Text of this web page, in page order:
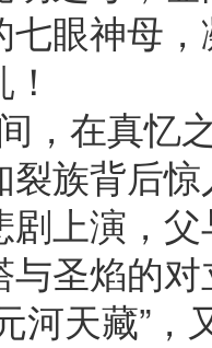
眼神母
真忆之
裂族背后
上演，
圣焰的
“元河